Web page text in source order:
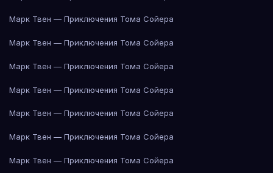
Марк Твен — Приключения Тома Сойера
Марк Твен — Приключения Тома Сойера
Марк Твен — Приключения Тома Сойера
Марк Твен — Приключения Тома Сойера
Марк Твен — Приключения Тома Сойера
Марк Твен — Приключения Тома Сойера
Марк Твен — Приключения Тома Сойера